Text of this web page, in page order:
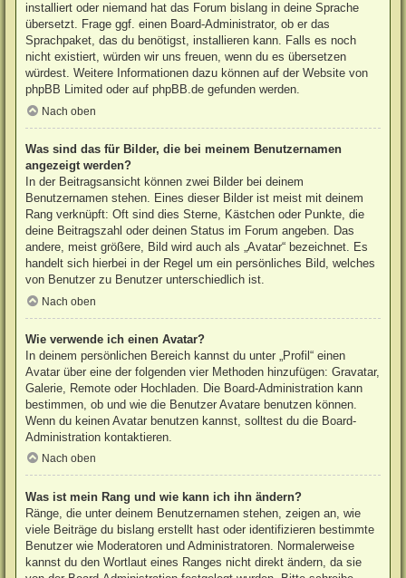
installiert oder niemand hat das Forum bislang in deine Sprache
übersetzt. Frage ggf. einen Board-Administrator, ob er das
Sprachpaket, das du benötigst, installieren kann. Falls es noch
nicht existiert, würden wir uns freuen, wenn du es übersetzen
würdest. Weitere Informationen dazu können auf der Website von
phpBB Limited oder aufphpBB.de gefunden werden.
Nach oben
Was sind das für Bilder, die bei meinem Benutzernamen
angezeigt werden?
In der Beitragsansicht können zwei Bilder bei deinem
Benutzernamen stehen. Eines dieser Bilder ist meist mit deinem
Rang verknüpft: Oft sind dies Sterne, Kästchen oder Punkte, die
deine Beitragszahl oder deinen Status im Forum angeben. Das
andere, meist größere, Bild wird auch als „Avatar“ bezeichnet. Es
handelt sich hierbei in der Regel um ein persönliches Bild, welches
von Benutzer zu Benutzer unterschiedlich ist.
Nach oben
Wie verwende ich einen Avatar?
In deinem persönlichen Bereich kannst du unter „Profil“ einen
Avatar über eine der folgenden vier Methoden hinzufügen: Gravatar,
Galerie, Remote oder Hochladen. Die Board-Administration kann
bestimmen, ob und wie die Benutzer Avatare benutzen können.
Wenn du keinen Avatar benutzen kannst, solltest du die Board-
Administration kontaktieren.
Nach oben
Was ist mein Rang und wie kann ich ihn ändern?
Ränge, die unter deinem Benutzernamen stehen, zeigen an, wie
viele Beiträge du bislang erstellt hast oder identifizieren bestimmte
Benutzer wie Moderatoren und Administratoren. Normalerweise
kannst du den Wortlaut eines Ranges nicht direkt ändern, da sie